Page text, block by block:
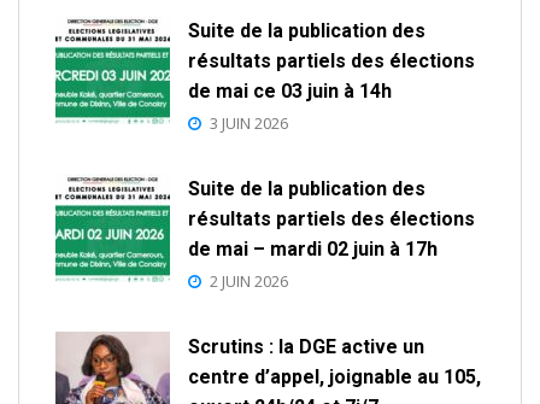
Suite de la publication des
résultats partiels des élections
de mai ce 03 juin à 14h
3 JUIN 2026
Suite de la publication des
résultats partiels des élections
de mai – mardi 02 juin à 17h
2 JUIN 2026
Scrutins : la DGE active un
centre d’appel, joignable au 105,